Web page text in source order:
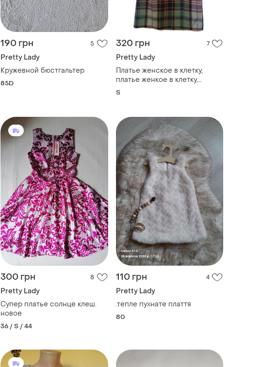
190 грн 5
Pretty Lady
Кружевной бюстгальтер
85D
320 грн 7
Pretty Lady
Платье женское в клетку,
платье женкое в клетку,
платье деловой стиль
S
300 грн 8
Pretty Lady
Супер платье солнце клеш.
новое
36 / S / 44
110 грн 4
Pretty Lady
.тепле пухнате плаття
80